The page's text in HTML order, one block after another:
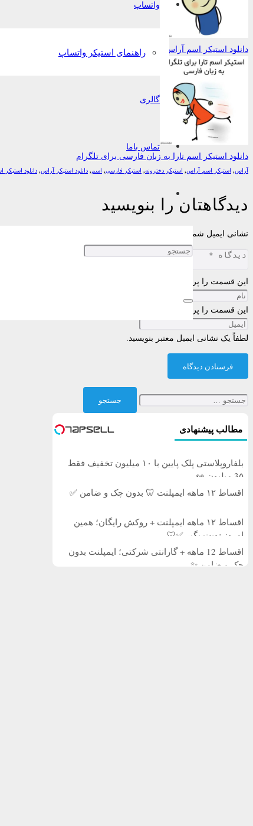
واتساپ
راهنمای استیکر واتساپ
گالری
تماس باما
دانلود استیکر اسم آراس به زبان فارسی برای تلگرام
دانلود استیکر اسم تارا به زبان فارسی برای تلگرام
آراس, استیکر اسم آراس, استیکر دخترونه, استیکر فارسی, اسم, دانلود استیکر آراس, دانلود استیکر
دیدگاهتان را بنویسید
نشانی ایمیل شما منتشر نخواهد شد.
این قسمت را پر کنید
این قسمت را پر کنید
لطفاً یک نشانی ایمیل معتبر بنویسید.
فرستادن دیدگاه
جستجو
برای:
مطالب پیشنهادی
بلفاروپلاستی پلک پایین با ۱۰ میلیون تخفیف فقط
3۵ میلیون 👀
اقساط ۱۲ ماهه ایمپلنت 🦷 بدون چک و ضامن ✅
اقساط ۱۲ ماهه ایمپلنت + روکش رایگان؛ همین
امروز نوبت بگیر ✅🦷
اقساط 12 ماهه + گارانتی شرکتی؛ ایمپلنت بدون
چک و ضامن ✨